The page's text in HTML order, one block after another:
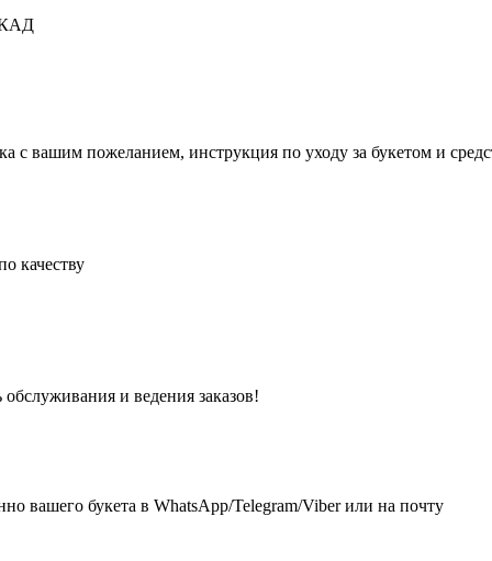
с вашим пожеланием, инструкция по уходу за букетом и
качеству
и ведения заказов!
букета в WhatsApp/Telegram/Viber или на почту